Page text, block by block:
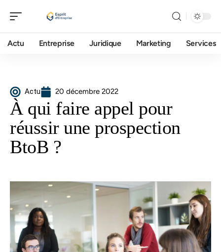
Actu Entreprise Juridique Marketing Services
Actu 20 décembre 2022
À qui faire appel pour
réussir une prospection
BtoB ?